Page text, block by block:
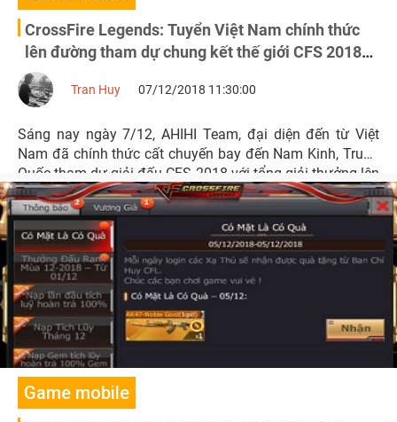
Game mobile
CrossFire Legends: Tuyển Việt Nam chính thức
lên đường tham dự chung kết thế giới CFS 2018
tại Trung Quốc
Sáng nay ngày 7/12, AHIHI Team, đại diện đến từ Việt
Nam đã chính thức cất chuyến bay đến Nam Kinh, Trung
Quốc tham dự giải đấu CFS 2018 với tổng giải thưởng lên
đến 30.000 USD.
Game mobile